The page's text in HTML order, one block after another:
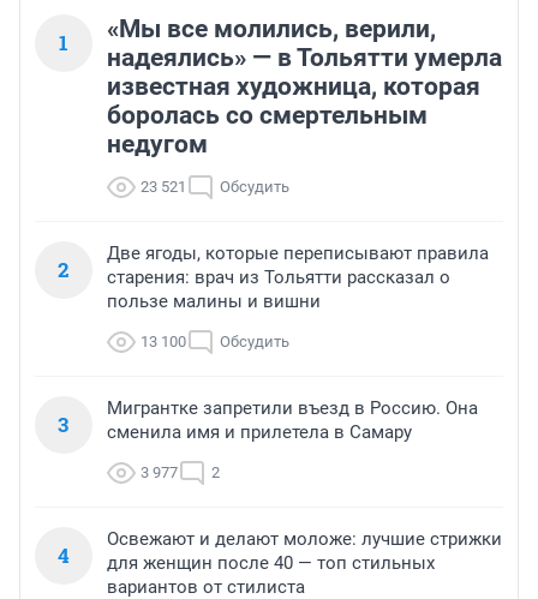
1
«Мы все молились, верили,
надеялись» — в Тольятти умерла
известная художница, которая
боролась со смертельным
недугом
23 521 Обсудить
2
Две ягоды, которые переписывают правила
старения: врач из Тольятти рассказал о
пользе малины и вишни
13 100 Обсудить
3
Мигрантке запретили въезд в Россию. Она
сменила имя и прилетела в Самару
3 977 2
4
Освежают и делают моложе: лучшие стрижки
для женщин после 40 — топ стильных
вариантов от стилиста